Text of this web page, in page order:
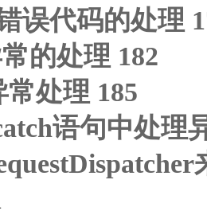
误代码的处理
的处理 182
处理 185
语句中处理